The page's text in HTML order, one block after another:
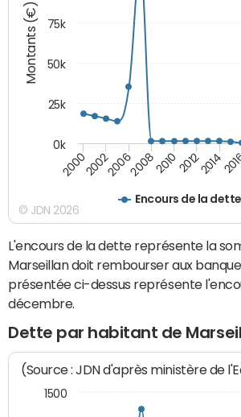
Montants (€)
Encours de la dette
2000200220062008201020122014
0k
25k
50k
75k
© JDN 2026
L'encours de la dette représente la
Marseillan doit rembourser aux
présentée ci-dessus représente
décembre.
Dette par habitant de
(Source : JDN d'après ministère de
1500